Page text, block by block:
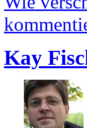
Kay